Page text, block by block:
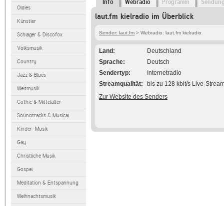
Oldies
Künstler
Schlager & Discofox
Volksmusik
Country
Jazz & Blues
Weltmusik
Gothic & Mittelalter
Soundtracks & Musical
Kinder-Musik
Gay
Christliche Musik
Gospel
Meditation & Entspannung
Weihnachtsmusik
Info Webradio Programm
laut.fm kielradio im Überblick
Sender: laut.fm > Webradio: laut.fm kielradio
Land
Deutschland
Sprache
Deutsch
Sendertyp
Internetradio
Streamqualität
bis zu 128 kbit/s Live-
Zur Website des Senders